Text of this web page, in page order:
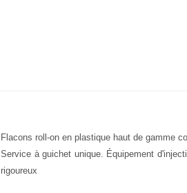
Flacons roll-on en plastique haut de gamme
Service à guichet unique. Équipement
rigoureux